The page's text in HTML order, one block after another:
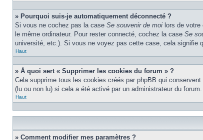
» Pourquoi suis-je automatiquement déconnecté ?
Si vous ne cochez pas la case Se souvenir de moi lors de
le même ordinateur. Pour rester connecté, cochez la case Se
université, etc.). Si vous ne voyez pas cette case, cela signifie
Haut
» À quoi sert « Supprimer les cookies du forum » ?
Cela supprime tous les cookies créés par phpBB qui
(lu ou non lu) si cela a été activé par un administrateur du
Haut
» Comment modifier mes paramètres ?